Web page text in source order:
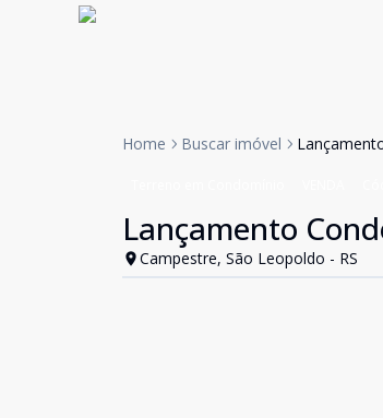
Home Buscar imóvel
Lançamento
Campestre, São Leopoldo - RS